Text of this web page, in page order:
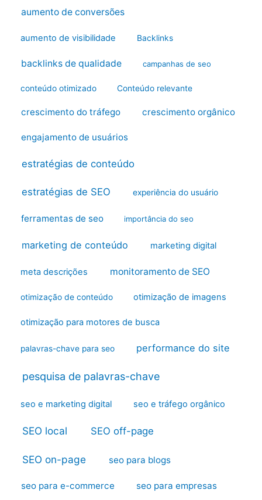
aumento de conversões
aumento de visibilidade Backlinks
backlinks de qualidade campanhas de seo
conteúdo otimizado Conteúdo relevante
crescimento do tráfego crescimento orgânico
engajamento de usuários
estratégias de conteúdo
estratégias de SEO experiência do usuário
ferramentas de seo importância do seo
marketing de conteúdo marketing digital
meta descrições monitoramento de SEO
otimização de conteúdo otimização de imagens
otimização para motores de busca
palavras-chave para seo performance do site
pesquisa de palavras-chave
seo e marketing digital seo e tráfego orgânico
SEO local SEO off-page
SEO on-page seo para blogs
seo para e-commerce seo para empresas